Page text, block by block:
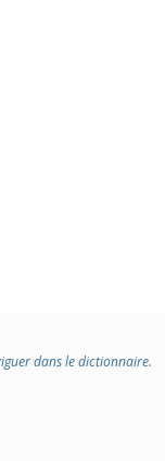
dans le dictionnaire.